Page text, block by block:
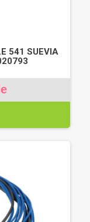
541 SUEVIA